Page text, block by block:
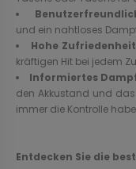
und ein nahtloses
Hohe
kräftigen Hit bei jedem
Informiertes
den Akkustand und
immer die Kontrolle
Entdecken Sie die